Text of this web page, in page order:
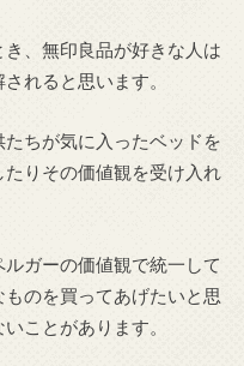
、無印良品が好きな人は
れると思います。
ちが気に入ったベッドを
りその価値観を受け入れ
ガーの価値観で統一して
のを買ってあげたいと思
ことがあります。